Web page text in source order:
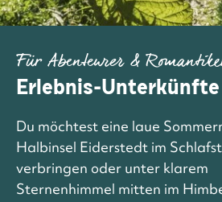
Für Abenteurer &
Erlebnis-Unterkünfte
Du möchtest eine laue
Halbinsel Eiderstedt im
verbringen oder unter klarem
Sternenhimmel mitten im